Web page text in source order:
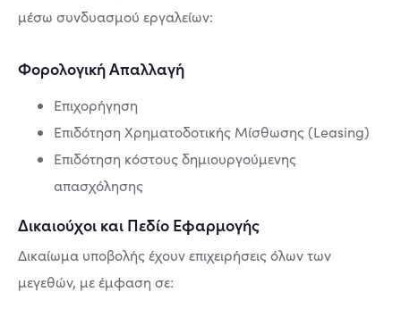
μέσω συνδυασμού εργαλείων:
Φορολογική Απαλλαγή
Επιχορήγηση
Επιδότηση Χρηματοδοτικής Μίσθωσης (Leasing)
Επιδότηση κόστους δημιουργούμενης
απασχόλησης
Δικαιούχοι και Πεδίο Εφαρμογής
Δικαίωμα υποβολής έχουν επιχειρήσεις όλων των
μεγεθών, με έμφαση σε: